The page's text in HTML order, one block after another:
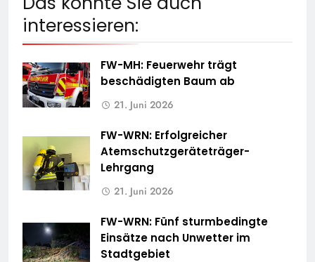
interessieren:
FW-MH: Feuerwehr trägt
beschädigten Baum ab
21. Juni 2026
FW-WRN: Erfolgreicher
Atemschutzgeräteträger-
Lehrgang
21. Juni 2026
FW-WRN: Fünf sturmbedingte
Einsätze nach Unwetter im
Stadtgebiet